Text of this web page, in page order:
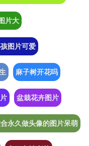
片大
图片可爱
麻子树开花吗
盆栽花卉图片
永久做头像的图片呆萌